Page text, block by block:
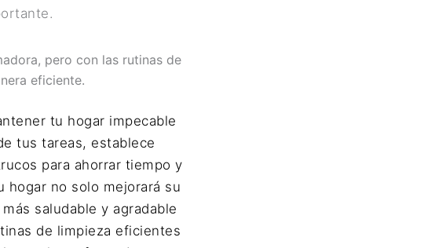
tu hogar impecable
tus tareas, establece
para ahorrar tiempo y
hogar no solo mejorará su
saludable y agradable
de limpieza eficientes